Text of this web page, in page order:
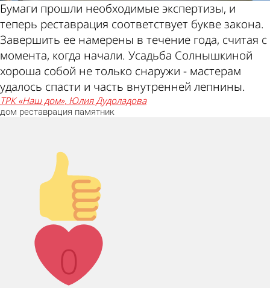
Бумаги прошли необходимые экспертизы, и
теперь реставрация соответствует букве закона.
Завершить ее намерены в течение года, считая с
момента, когда начали. Усадьба Солнышкиной
хороша собой не только снаружи - мастерам
удалось спасти и часть внутренней лепнины.
ТРК «Наш дом», Юлия Дудоладова
дом реставрация памятник
Палец
вверх!
0
Лайк!